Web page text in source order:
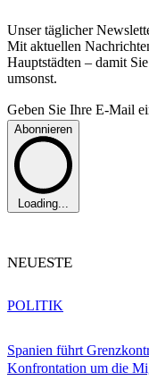
Unser täglicher
Mit aktuellen
Hauptstädten – damit
umsonst.
Geben Sie Ihre E-Mail
Abonnieren
Loading...
NEUESTE
Spanien führt
Konfrontation um die
POLITIK